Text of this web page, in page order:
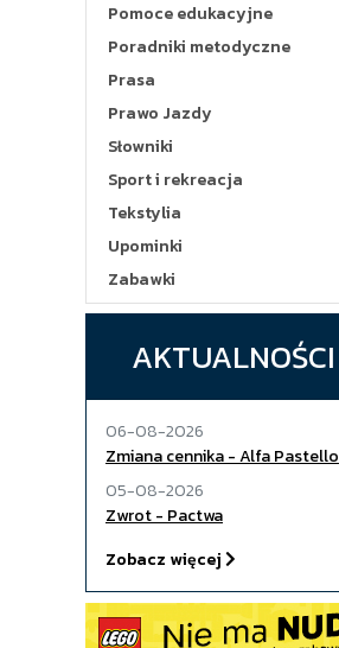
Pomoce edukacyjne
Poradniki metodyczne
Prasa
Prawo Jazdy
Słowniki
Sport i rekreacja
Tekstylia
Upominki
Zabawki
AKTUALNOŚCI
06-08-2026
Zmiana cennika - Alfa Pastello
05-08-2026
Zwrot - Pactwa
Zobacz więcej